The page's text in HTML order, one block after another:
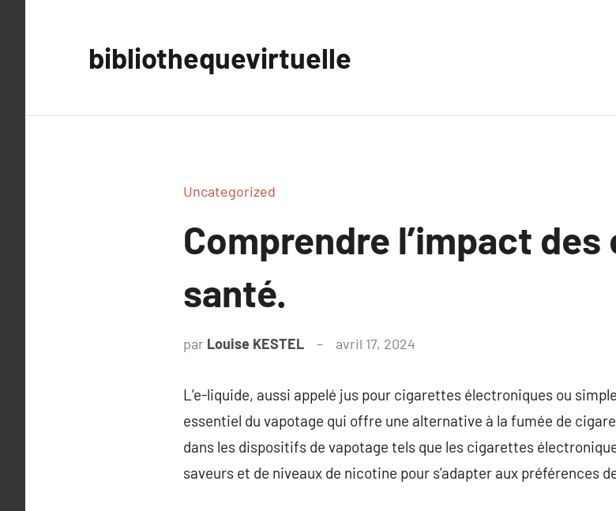
bibliothequevirtuelle
Uncategorized
Comprendre l’impact
santé.
par Louise KESTEL avril 17, 2024
L’e-liquide, aussi appelé jus pour cigarettes électroniques ou
essentiel du vapotage qui offre une alternative à la fumée de
dans les dispositifs de vapotage tels que les cigarettes
saveurs et de niveaux de nicotine pour s’adapter aux préférences